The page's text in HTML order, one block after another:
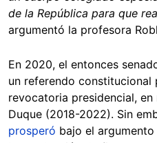
de la República para que
argumentó la profesora
En 2020, el entonces
un referendo constitucional
revocatoria presidencial,
Duque (2018-2022). Sin
prosperó bajo el